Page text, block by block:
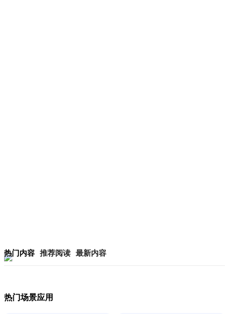
热门内容 推荐阅读 最新内容
热门场景应用